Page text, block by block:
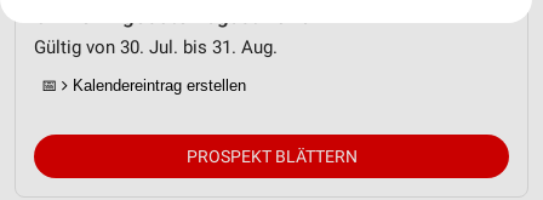
Gültig von 30. Jul. bis 31. Aug.
📅 Kalendereintrag erstellen
PROSPEKT BLÄTTERN
Website/App.
Partnerliste anzeigen (1 IAB-Anbieter)
Wir nutzen Ihre Daten für folgende Zwecke:
Speichern von oder Zugriff auf Informationen
auf einem Endgerät